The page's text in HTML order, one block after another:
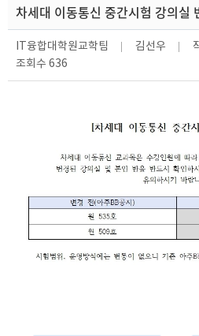
차세대 이동통신 중간시험 강의실
IT융합대학원교학팀 김선우
조회수 636